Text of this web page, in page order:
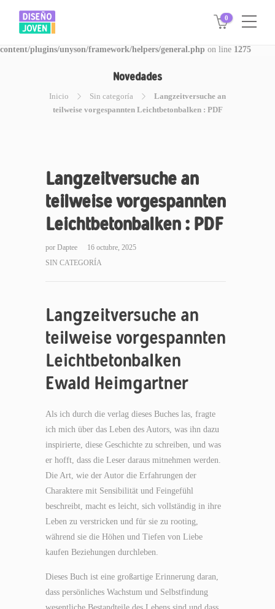
Warning: Invalid argument supplied for foreach() in
/www/disegnojoven.com.ar/htdocs/wp-
content/plugins/unyson/framework/helpers/general.php on line 1275
0
Novedades
Inicio Sin categoría
Langzeitversuche an
teilweise vorgespannten Leichtbetonbalken : PDF
Langzeitversuche an
teilweise vorgespannten
Leichtbetonbalken : PDF
por Daptee
16 octubre, 2025
SIN CATEGORÍA
Langzeitversuche an
teilweise vorgespannten
Leichtbetonbalken
Ewald Heimgartner
Als ich durch die verlag dieses Buches las, fragte
ich mich über das Leben des Autors, was ihn dazu
inspirierte, diese Geschichte zu schreiben, und was
er hofft, dass die Leser daraus mitnehmen werden.
Die Art, wie der Autor die Erfahrungen der
Charaktere mit Sensibilität und Feingefühl
beschreibt, macht es leicht, sich vollständig in ihre
Leben zu verstricken und für sie zu rooting,
während sie die Höhen und Tiefen von Liebe
kaufen Beziehungen durchleben.
Dieses Buch ist eine großartige Erinnerung daran,
dass persönliches Wachstum und Selbstfindung